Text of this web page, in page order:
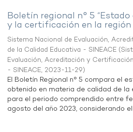
Boletín regional n° 5
y la certificación en la región
Sistema Nacional de Evaluación,
de la Calidad Educativa - SINEACE (
Evaluación, Acreditación y
- SINEACE, 2023-11-29)
El Boletín Regional n° 5 compara el
obtenido en materia de calidad de la
para el periodo comprendido entre
agosto del año 2023, considerando